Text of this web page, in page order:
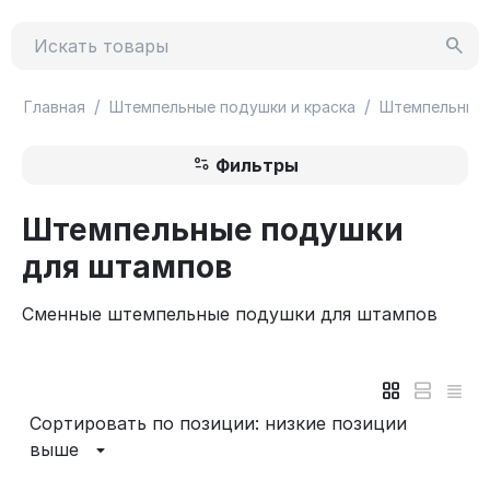
Главная / Штемпельные подушки и краска / Штемпельные
Фильтры
Штемпельные подушки
для штампов
Сменные штемпельные подушки для штампов
Сортировать по позиции: низкие позиции
выше